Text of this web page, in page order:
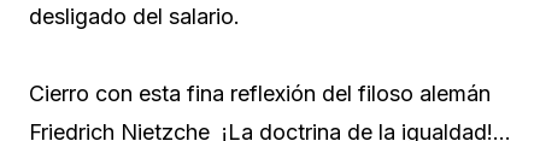
desligado del salario.
Cierro con esta fina reflexión del filoso alemán
Friedrich Nietzche ¡La doctrina de la igualdad!…